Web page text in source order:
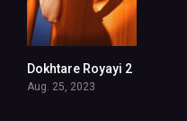
5.2
Dokhtare Royayi 2
Aug. 25, 2023